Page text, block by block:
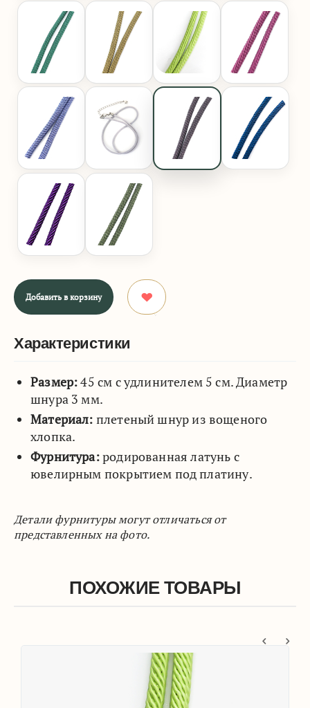
Добавить в корзину
Характеристики
Размер:45 см с удлинителем 5 см. Диаметр
шнура 3 мм.
Материал: плетеный шнур из вощеного
хлопка.
Фурнитура:родированная латунь с
ювелирным покрытием под платину.
Детали фурнитуры могут отличаться от
представленных на фото.
ПОХОЖИЕ ТОВАРЫ